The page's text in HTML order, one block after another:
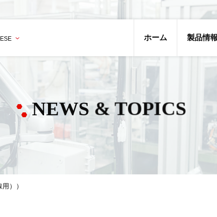
ホーム 製品情
NEWS & TOPICS
））